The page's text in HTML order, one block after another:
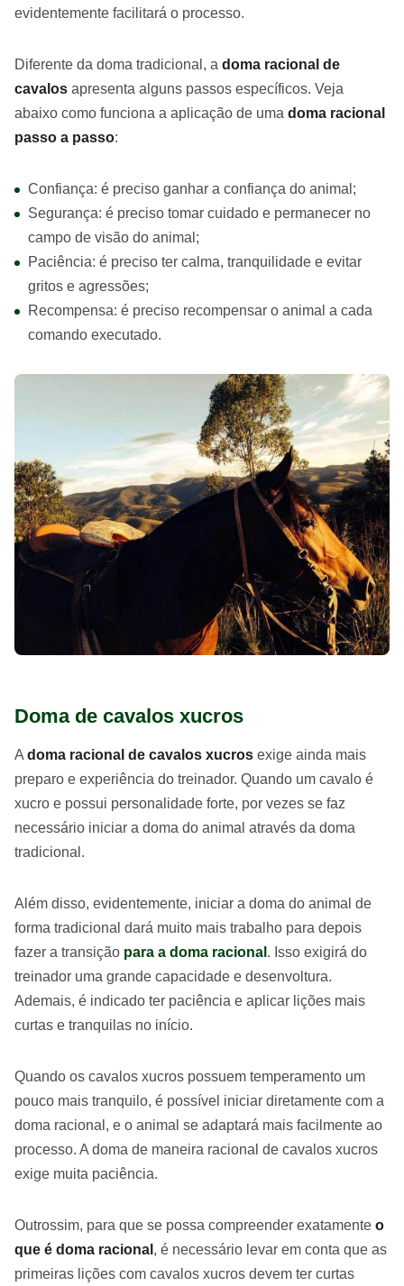
evidentemente facilitará o processo.
Diferente da doma tradicional, a doma racional de
cavalos apresenta alguns passos específicos. Veja
abaixo como funciona a aplicação de uma doma racional
passo a passo:
Confiança: é preciso ganhar a confiança do animal;
Segurança: é preciso tomar cuidado e permanecer no
campo de visão do animal;
Paciência: é preciso ter calma, tranquilidade e evitar
gritos e agressões;
Recompensa: é preciso recompensar o animal a cada
comando executado.
Doma de cavalos xucros
A doma racional de cavalos xucros exige ainda mais
preparo e experiência do treinador. Quando um cavalo é
xucro e possui personalidade forte, por vezes se faz
necessário iniciar a doma do animal através da doma
tradicional.
Além disso, evidentemente, iniciar a doma do animal de
forma tradicional dará muito mais trabalho para depois
fazer a transição para a doma racional . Isso exigirá do
treinador uma grande capacidade e desenvoltura.
Ademais, é indicado ter paciência e aplicar lições mais
curtas e tranquilas no início.
Quando os cavalos xucros possuem temperamento um
pouco mais tranquilo, é possível iniciar diretamente com a
doma racional, e o animal se adaptará mais facilmente ao
processo. A doma de maneira racional de cavalos xucros
exige muita paciência.
Outrossim, para que se possa compreender exatamente o
que é doma racional , é necessário levar em conta que as
primeiras lições com cavalos xucros devem ter curtas